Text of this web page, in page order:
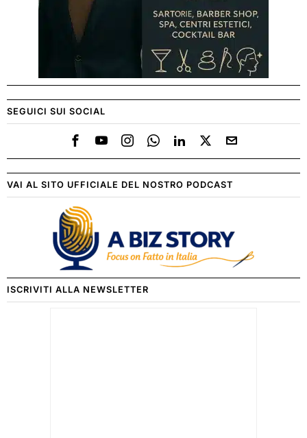
SEGUICI SUI SOCIAL
VAI AL SITO UFFICIALE DEL NOSTRO PODCAST
ISCRIVITI ALLA NEWSLETTER